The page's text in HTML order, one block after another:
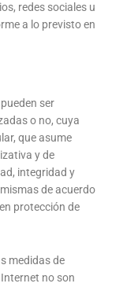
redes sociales u
a lo previsto en
ser
o no, cuya
que asume
y de
integridad y
de acuerdo
protección de
medidas de
no son